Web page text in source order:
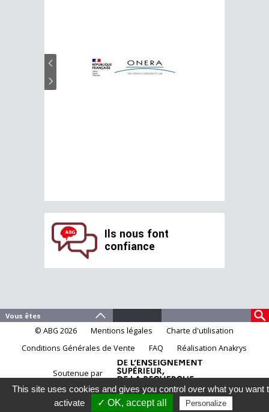
Ils nous font
confiance
© ABG 2026 Mentions légales
Charte d'utilisation
Conditions Générales de Vente
FAQ Réalisation Anakrys
Soutenue par
This site uses cookies and gives you control over what you want
activate
✓ OK, accept all Personalize